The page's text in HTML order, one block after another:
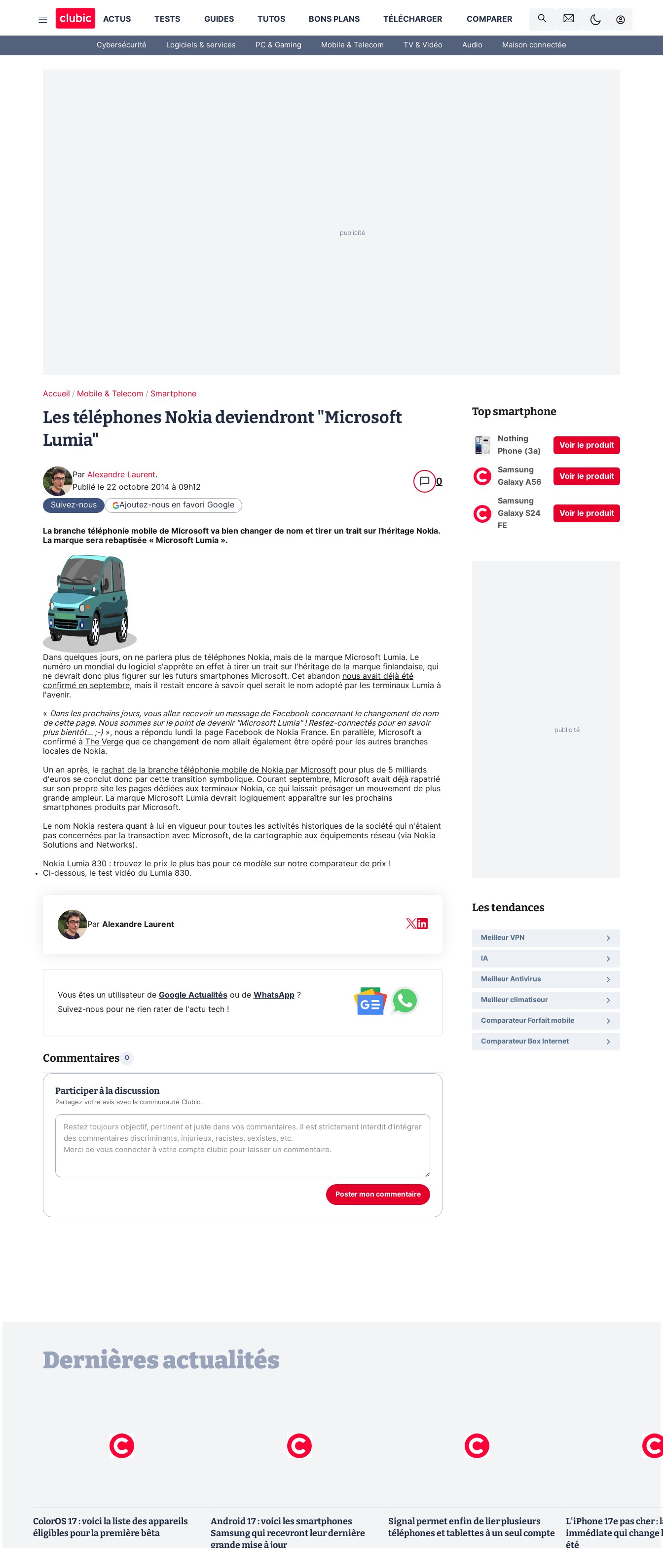
ACTUS TESTS GUIDES TUTOS BONS PLANS TÉLÉCHARGER COMPARER
Cybersécurité Logiciels & services PC & Gaming Mobile & Telecom TV & Vidéo Audio Maison connectée
Accueil Mobile & Telecom Smartphone
Les téléphones Nokia deviendront "Microsoft
Lumia"
Par Alexandre Laurent.
Publié le 22 octobre 2014 à 09h12 0
Suivez-nous Ajoutez-nous en favori Google
La branche téléphonie mobile de Microsoft va bien changer de nom et tirer un trait sur l'héritage Nokia.
La marque sera rebaptisée « Microsoft Lumia ».
Dans quelques jours, on ne parlera plus de téléphones Nokia, mais de la marque Microsoft Lumia. Le
numéro un mondial du logiciel s'apprête en effet à tirer un trait sur l'héritage de la marque finlandaise, qui
ne devrait donc plus figurer sur les futurs smartphones Microsoft. Cet abandon nous avait déjà été
confirmé en septembre, mais il restait encore à savoir quel serait le nom adopté par les terminaux Lumia à
l'avenir.
« Dans les prochains jours, vous allez recevoir un message de Facebook concernant le changement de nom
de cette page. Nous sommes sur le point de devenir "Microsoft Lumia" ! Restez-connectés pour en savoir
plus bientôt... ;-) », nous a répondu lundi la page Facebook de Nokia France. En parallèle, Microsoft a
confirmé à The Verge que ce changement de nom allait également être opéré pour les autres branches
locales de Nokia.
Un an après, le rachat de la branche téléphonie mobile de Nokia par Microsoft pour plus de 5 milliards
d'euros se conclut donc par cette transition symbolique. Courant septembre, Microsoft avait déjà rapatrié
sur son propre site les pages dédiées aux terminaux Nokia, ce qui laissait présager un mouvement de plus
grande ampleur. La marque Microsoft Lumia devrait logiquement apparaître sur les prochains
smartphones produits par Microsoft.
Le nom Nokia restera quant à lui en vigueur pour toutes les activités historiques de la société qui n'étaient
pas concernées par la transaction avec Microsoft, de la cartographie aux équipements réseau (via Nokia
Solutions and Networks).
Nokia Lumia 830 : trouvez le prix le plus bas pour ce modèle sur notre comparateur de prix !
Ci-dessous, le test vidéo du Lumia 830.
Par Alexandre Laurent
Vous êtes un utilisateur de Google Actualitésou de WhatsApp?
Suivez-nous pour ne rien rater de l'actu tech !
Commentaires 0
Participer à la discussion
Partagez votre avis avec la communauté Clubic.
Poster mon commentaire
Top smartphone
Nothing
Phone (3a)
Voir le produit
Samsung
Galaxy A56
Voir le produit
Samsung
Galaxy S24
FE
Voir le produit
Les tendances
Meilleur VPN
IA
Meilleur Antivirus
Meilleur climatiseur
Comparateur Forfait mobile
Comparateur Box Internet
Dernières actualités
ColorOS 17 : voici la liste des appareils
éligibles pour la première bêta
Android 17 : voici les smartphones
Samsung qui recevront leur dernière
grande mise à jour
Signal permet enfin de lier plusieurs
téléphones et tablettes à un seul compte
L'iPhone 17e pas cher :
immédiate qui change
été